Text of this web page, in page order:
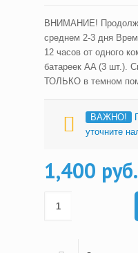
ВНИМАНИЕ!
среднем 2-3 дня
12 часов от одного
батареек AA (3 шт.).
ТОЛЬКО в темном
ВАЖНО!
уточните
1,400 руб.